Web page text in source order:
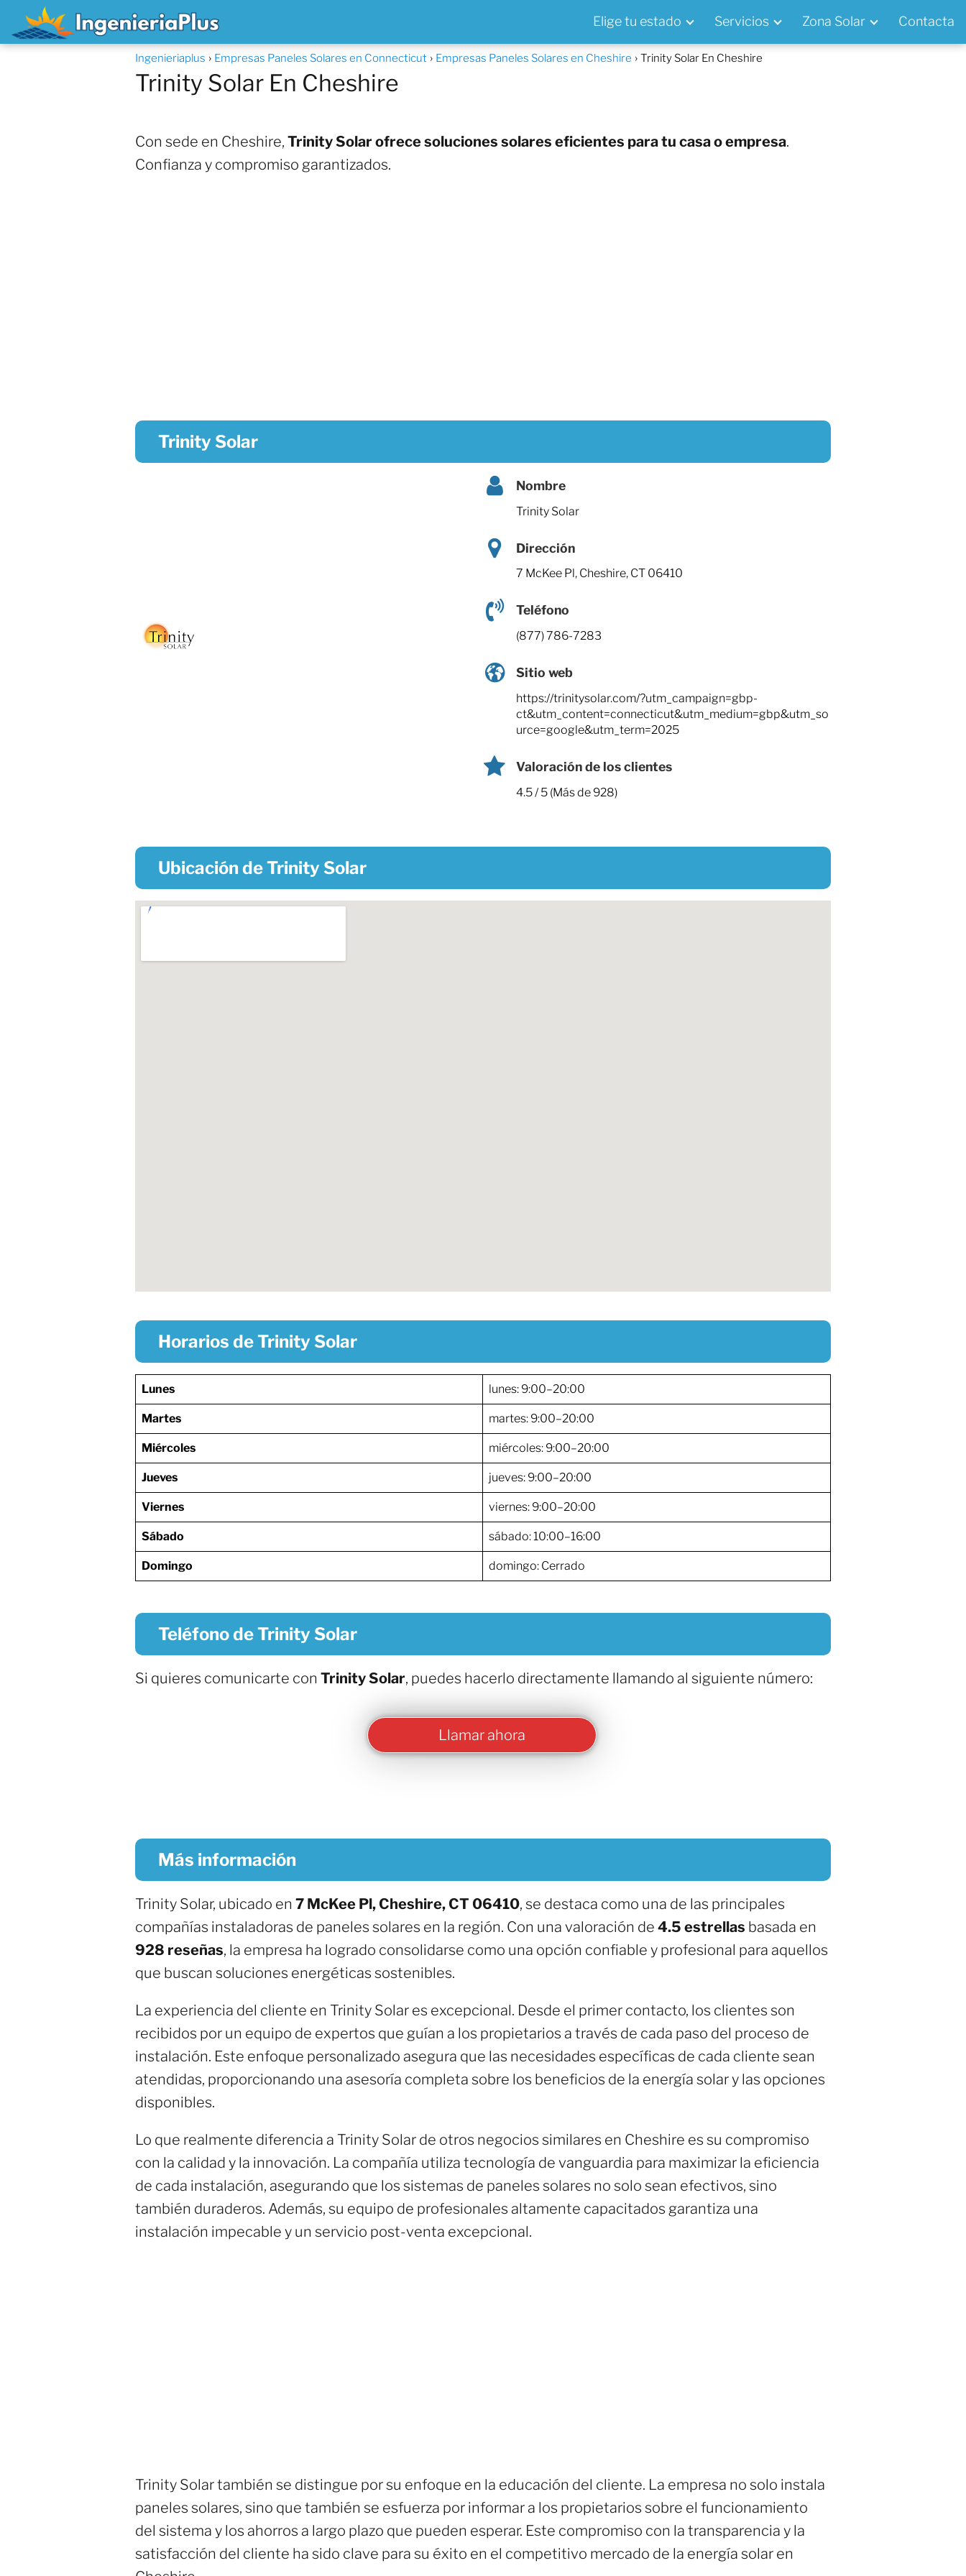
Elige tu estado Servicios Zona Solar Contacta
Ingenieriaplus Empresas Paneles Solares en Connecticut Empresas Paneles Solares en Cheshire Trinity Solar En Cheshire
Trinity Solar En Cheshire
Con sede en Cheshire, Trinity Solar ofrece soluciones solares eficientes para tu casa o empresa.
Confianza y compromiso garantizados.
Trinity Solar
Nombre
Trinity Solar
Dirección
7 McKee Pl, Cheshire, CT 06410
Teléfono
(877) 786-7283
Sitio web
https://trinitysolar.com/?utm_campaign=gbp-
ct&utm_content=connecticut&utm_medium=gbp&utm_so
urce=google&utm_term=2025
Valoración de los clientes
4.5 / 5 (Más de 928)
Ubicación de Trinity Solar
Horarios de Trinity Solar
Lunes lunes: 9:00–20:00
Martes martes: 9:00–20:00
Miércoles miércoles: 9:00–20:00
Jueves jueves: 9:00–20:00
Viernes viernes: 9:00–20:00
Sábado sábado: 10:00–16:00
Domingo domingo: Cerrado
Teléfono de Trinity Solar
Si quieres comunicarte con Trinity Solar, puedes hacerlo directamente llamando al siguiente número:
Llamar ahora
Más información
Trinity Solar, ubicado en 7 McKee Pl, Cheshire, CT 06410, se destaca como una de las principales
compañías instaladoras de paneles solares en la región. Con una valoración de 4.5 estrellas basada en
928 reseñas, la empresa ha logrado consolidarse como una opción confiable y profesional para aquellos
que buscan soluciones energéticas sostenibles.
La experiencia del cliente en Trinity Solar es excepcional. Desde el primer contacto, los clientes son
recibidos por un equipo de expertos que guían a los propietarios a través de cada paso del proceso de
instalación. Este enfoque personalizado asegura que las necesidades específicas de cada cliente sean
atendidas, proporcionando una asesoría completa sobre los beneficios de la energía solar y las opciones
disponibles.
Lo que realmente diferencia a Trinity Solar de otros negocios similares en Cheshire es su compromiso
con la calidad y la innovación. La compañía utiliza tecnología de vanguardia para maximizar la eficiencia
de cada instalación, asegurando que los sistemas de paneles solares no solo sean efectivos, sino
también duraderos. Además, su equipo de profesionales altamente capacitados garantiza una
instalación impecable y un servicio post-venta excepcional.
Trinity Solar también se distingue por su enfoque en la educación del cliente. La empresa no solo instala
paneles solares, sino que también se esfuerza por informar a los propietarios sobre el funcionamiento
del sistema y los ahorros a largo plazo que pueden esperar. Este compromiso con la transparencia y la
satisfacción del cliente ha sido clave para su éxito en el competitivo mercado de la energía solar en